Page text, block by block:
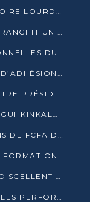
BRACONNAGE : 3 TRAFIQUANTS D’IVOIRE LOURDEMENT CONDAMNÉS À DJAMBALA
POINTE-NOIRE : CONGO TERMINAL FRANCHIT UN CAP HISTORIQUE AVEC 99 MOUVEMENTS/HEURE
KELLÉ, L’ELDORADO DES PROFESSIONNELLES DU SEXE
LE PARTI DPC LANCE SA CAMPAGNE D’ADHÉSIONS ET VEUT STRUCTURER SA PRÉSENCE DANS LES 15 DÉPARTEMENTS
MACKY SALL À DAKAR : UNE RENCONTRE PRÉSIDENTIELLE QUI DIVISE L’OPINION SÉNÉGALAISE
POOL : LA LIGNE ÉLECTRIQUE LOUINGUI-KINKALA-BOKO MISE EN SERVICE
LE PNUD REMET PLUS DE 49 MILLIONS DE FCFA D’ÉQUIPEMENTS POUR ACCÉLÉRER LA NUMÉRISATION DU SYSTÈME DE SANTÉ
L’ACAT CONGO PLACE 54 JEUNES EN FORMATION PROFESSIONNELLE
AGRICULTURE : L’ITALIE ET LE CONGO SCELLENT UN PARTENARIAT POUR UNE PRODUCTION LOCALE DURABLE
SANTÉ : LE CONGO PASSE EN REVUE LES PERFORMANCES DE SES HÔPITAUX À MI-PARCOURS